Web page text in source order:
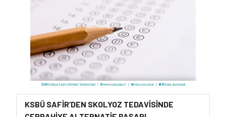
KSBÜ SAFİR’DEN SKOLYOZ TEDAVİSİNDE